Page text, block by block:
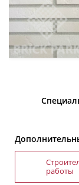
работы